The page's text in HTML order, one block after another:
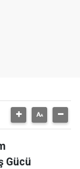
Gücü